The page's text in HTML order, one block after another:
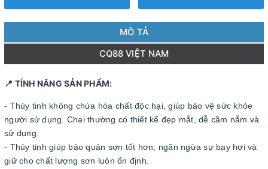
MÔ TẢ
CQ88 VIỆT NAM
📍 TÍNH NĂNG SẢN PHẨM:
- Thủy tinh không chứa hóa chất độc hại, giúp bảo vệ sức khỏe
người sử dụng. Chai thường có thiết kế đẹp mắt, dễ cầm nắm và
sử dụng.
- Thủy tinh giúp bảo quản sơn tốt hơn, ngăn ngừa sự bay hơi và
giữ cho chất lượng sơn luôn ổn định.